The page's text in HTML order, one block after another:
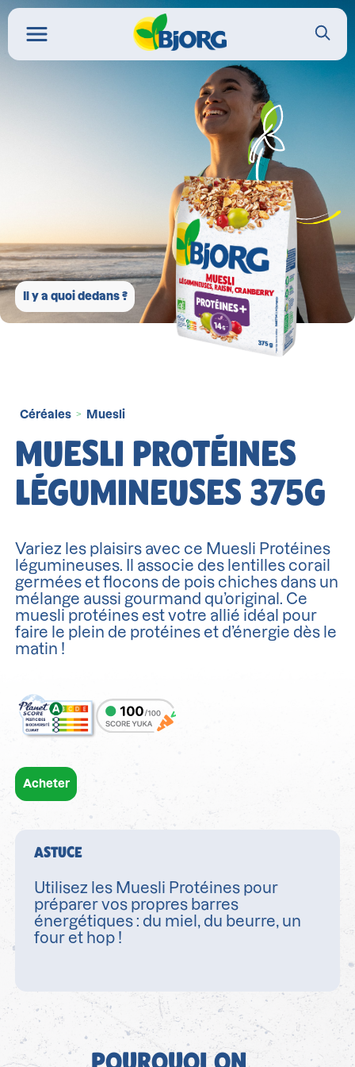
Il y a quoi dedans ?
Céréales > Muesli
MUESLI PROTÉINES
LÉGUMINEUSES 375G
Variez les plaisirs avec ce Muesli Protéines
légumineuses. Il associe des lentilles corail
germées et flocons de pois chiches dans un
mélange aussi gourmand qu’original. Ce
muesli protéines est votre allié idéal pour
faire le plein de protéines et d’énergie dès le
matin !
Acheter
ASTUCE
Utilisez les Muesli Protéines pour
préparer vos propres barres
énergétiques : du miel, du beurre, un
four et hop !